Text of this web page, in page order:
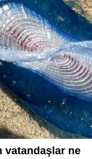
vatandaşlar ne